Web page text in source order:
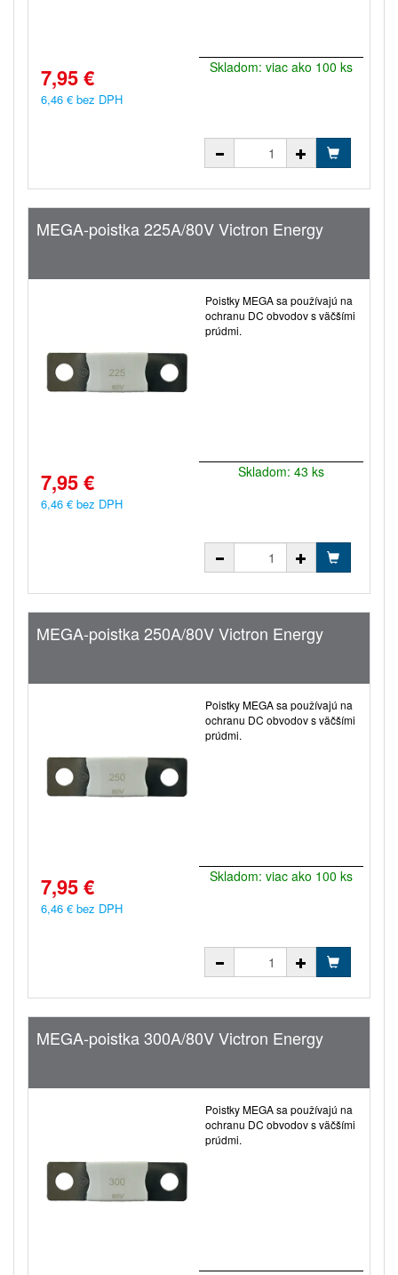
7,95 €
6,46 € bez DPH
Skladom: viac ako 100 ks
MEGA-poistka 225A/80V Victron Energy
Poistky MEGA sa používajú na
ochranu DC obvodov s väčšími
prúdmi.
7,95 €
6,46 € bez DPH
Skladom: 43 ks
MEGA-poistka 250A/80V Victron Energy
Poistky MEGA sa používajú na
ochranu DC obvodov s väčšími
prúdmi.
7,95 €
6,46 € bez DPH
Skladom: viac ako 100 ks
MEGA-poistka 300A/80V Victron Energy
Poistky MEGA sa používajú na
ochranu DC obvodov s väčšími
prúdmi.